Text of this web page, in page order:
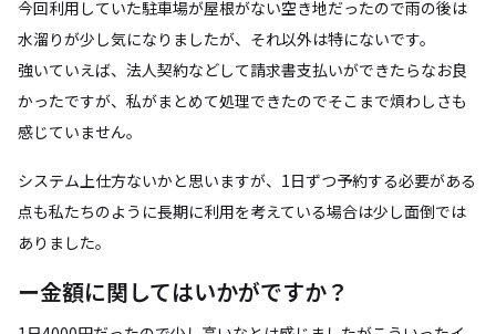
今回利用していた駐車場が屋根がない空き地だったので雨の後は
水溜りが少し気になりましたが、それ以外は特にないです。
強いていえば、法人契約などして請求書支払いができたらなお良
かったですが、私がまとめて処理できたのでそこまで煩わしさも
感じていません。
システム上仕方ないかと思いますが、1日ずつ予約する必要がある
点も私たちのように長期に利用を考えている場合は少し面倒では
ありました。
ー金額に関してはいかがですか？